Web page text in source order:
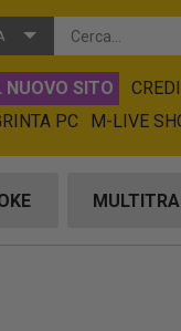
NUOVO SITO
PC M-LIVE